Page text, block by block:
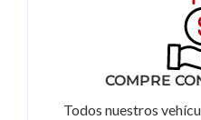
COMPRE
Todos nuestros